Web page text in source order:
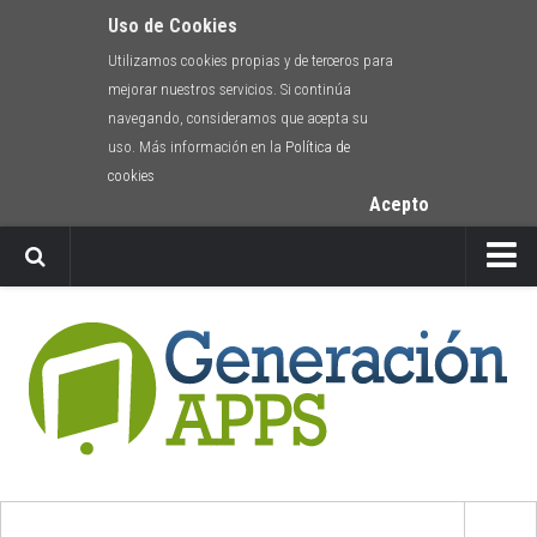
Uso de Cookies
Utilizamos cookies propias y de terceros para
mejorar nuestros servicios. Si continúa
navegando, consideramos que acepta su
uso. Más información en la Política de
cookies
Acepto
Envíanos tu app